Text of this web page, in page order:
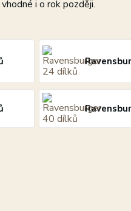
i o rok později.